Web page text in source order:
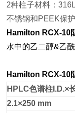
2种柱子材料：
不锈钢和PEEK保
Hamilton RCX-10
水中的乙二醇&乙
Hamilton RCX-10
HPLC色谱柱 I.D.×
2.1×250 mm